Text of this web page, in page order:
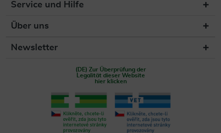
Service und Hilfe
Über uns
Newsletter
(DE) Zur Überprüfung der
Legalität dieser Website
hier klicken